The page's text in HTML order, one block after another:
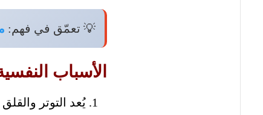
💡 تعمّق في فهم:
الأسباب
يُعد التوتر